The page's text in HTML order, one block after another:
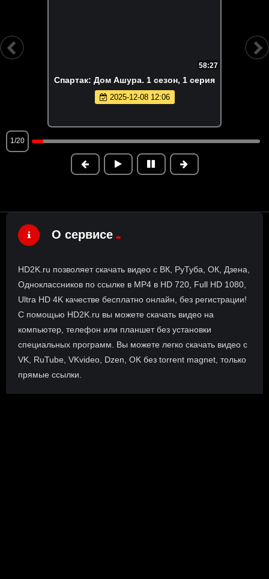
58:27
Спартак: Дом Ашура. 1 сезон, 1 серия
2025-12-08 12:06
1/20
О сервисе
HD2K.ru позволяет скачать видео с ВК, РуТуба, ОК, Дзена,
Одноклассников по ссылке в MP4 в HD 720, Full HD 1080,
Ultra HD 4K качестве бесплатно онлайн, без регистрации!
С помощью HD2K.ru вы можете скачать видео на
компьютер, телефон или планшет без установки
специальных программ. Вы можете легко скачать видео с
VK, RuTube, VKvideo, Dzen, OK без torrent magnet, только
прямые ссылки.